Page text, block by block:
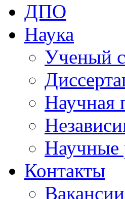
ДПО
Наука
Ученый
Научная
Научные
Контакты
Вакансии